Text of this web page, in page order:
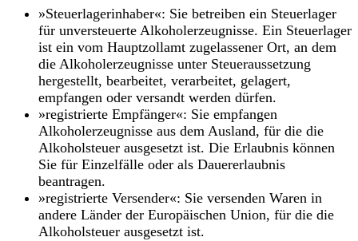
»Steuerlagerinhaber«: Sie betreiben ein Steuerlager
für unversteuerte Alkoholerzeugnisse. Ein Steuerlager
ist ein vom Hauptzollamt zugelassener Ort, an dem
die Alkoholerzeugnisse unter Steueraussetzung
hergestellt, bearbeitet, verarbeitet, gelagert,
empfangen oder versandt werden dürfen.
»registrierte Empfänger«: Sie empfangen
Alkoholerzeugnisse aus dem Ausland, für die die
Alkoholsteuer ausgesetzt ist. Die Erlaubnis können
Sie für Einzelfälle oder als Dauererlaubnis
beantragen.
»registrierte Versender«: Sie versenden Waren in
andere Länder der Europäischen Union, für die die
Alkoholsteuer ausgesetzt ist.